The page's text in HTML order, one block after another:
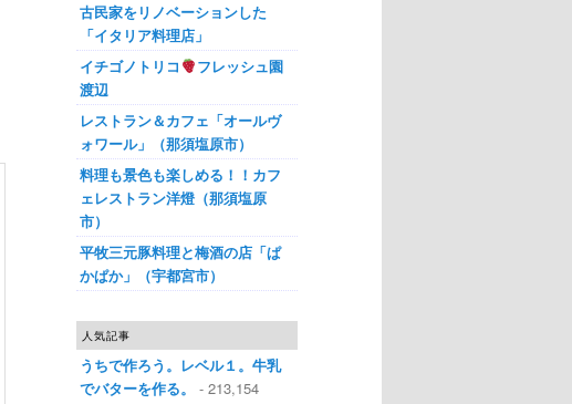
古民家をリノベーションした
「イタリア料理店」
イチゴノトリコ
フレッシュ園
渡辺
レストラン＆カフェ「オールヴ
ォワール」（那須塩原市）
料理も景色も楽しめる！！カフ
ェレストラン洋燈（那須塩原
市）
平牧三元豚料理と梅酒の店「ぱ
かぱか」（宇都宮市）
人気記事
うちで作ろう。レベル１。牛乳
でバターを作る。
- 213,154